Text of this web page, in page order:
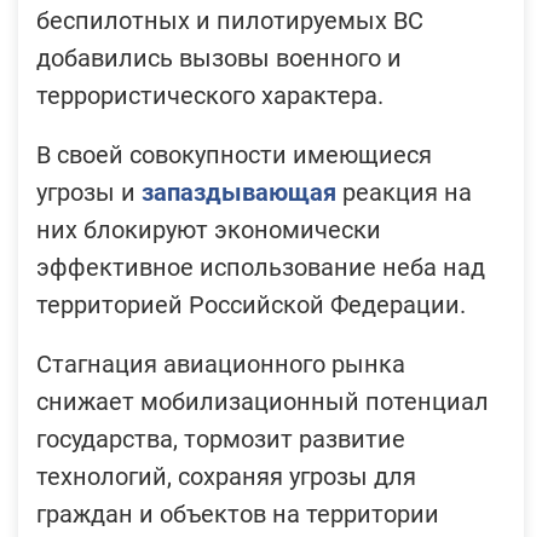
беспилотных и пилотируемых ВС
добавились вызовы военного и
террористического характера.
В своей совокупности имеющиеся
угрозы и запаздывающая реакция на
них блокируют экономически
эффективное использование неба над
территорией Российской Федерации.
Стагнация авиационного рынка
снижает мобилизационный потенциал
государства, тормозит развитие
технологий, сохраняя угрозы для
граждан и объектов на территории